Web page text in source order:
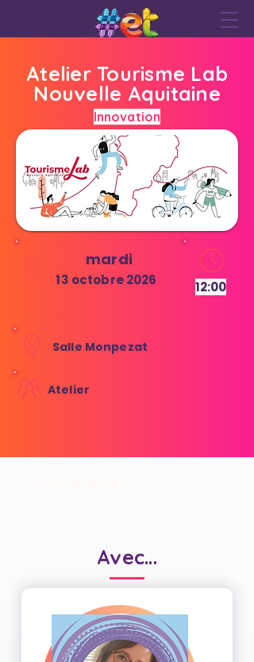
Atelier Tourisme Lab
Nouvelle Aquitaine
Innovation
mardi
13 octobre 2026 12:00
Salle Monpezat
Atelier
Avec...